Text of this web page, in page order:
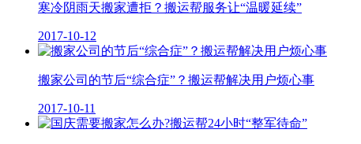
寒冷阴雨天搬家遭拒？搬运帮服务让“温暖延续”
2017-10-12
搬家公司的节后“综合症”？搬运帮解决用户烦心事
2017-10-11